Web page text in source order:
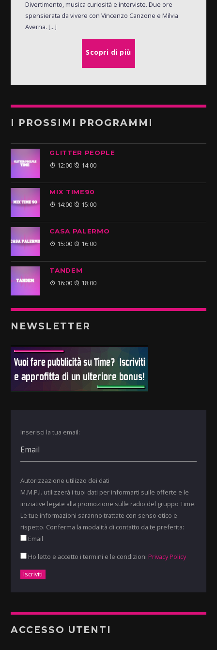
Divertimento, musica curiosità e interviste. Due ore
spensierata da vivere con Vincenzo Canzone e Milvia
Averna. [...]
Scopri di più
I PROSSIMI PROGRAMMI
GLITTER PEOPLE
12:00 14:00
MIX TIME90
14:00 15:00
CASA PALERMO
15:00 16:00
TANDEM
16:00 18:00
NEWSLETTER
Inserisci la tua email:
Autorizzazione utilizzo dei dati
M.M.P.I. utilizzerà i tuoi dati per informarti sulle offerte e le
iniziative legate alla promozione sulle radio del gruppo Time.
Le tue informazioni saranno trattate con senso etico e
rispetto. Conferma la modalità di contatto da te preferita:
Email
Ho letto e accetto i termini e le condizioni Privacy Policy
ACCESSO UTENTI